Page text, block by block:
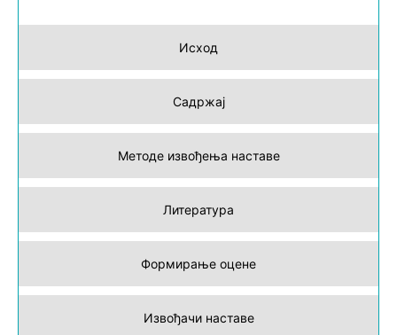
Исход
Садржај
Методе извођења наставе
Литература
Формирање оцене
Извођачи наставе